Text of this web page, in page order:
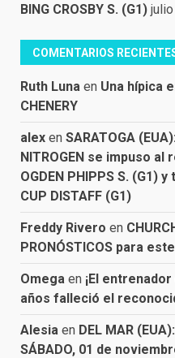
BING CROSBY S. (G1)
COMENTARIOS
Ruth Luna en Una hípica
CHENERY
alex en SARATOGA
NITROGEN se impuso
OGDEN PHIPPS S. (G1) y
CUP DISTAFF (G1)
Freddy Rivero en
PRONÓSTICOS para
Omega en ¡El
años falleció el
Alesia en DEL MAR
SÁBADO, 01 de